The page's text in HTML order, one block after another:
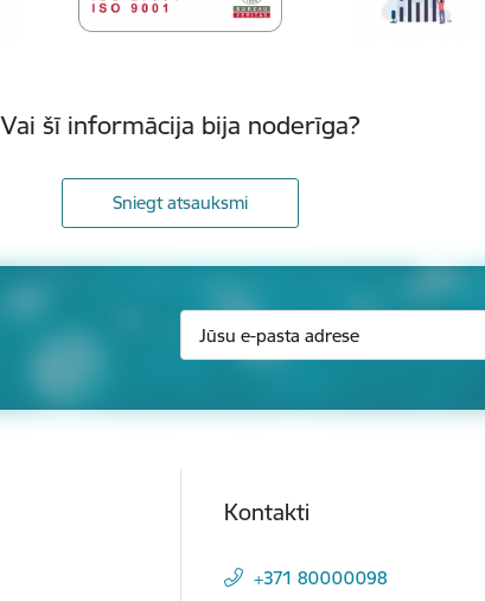
Vai šī informācija bija noderīga?
Sniegt atsauksmi
Kontakti
+371 80000098